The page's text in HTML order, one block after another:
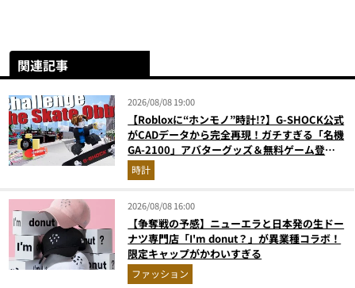
関連記事
2026/08/08 19:00
【Robloxに“ホンモノ”時計!?】G-SHOCK公式
がCADデータから完全再現！ガチすぎる「名機
GA-2100」アバターグッズ＆無料ゲーム登場
が見逃せない
時計
2026/08/08 16:00
【争奪戦の予感】ニューエラと日本発の生ドー
ナツ専門店「I'm donut？」が異業種コラボ！
限定キャップがかわいすぎる
ファッション